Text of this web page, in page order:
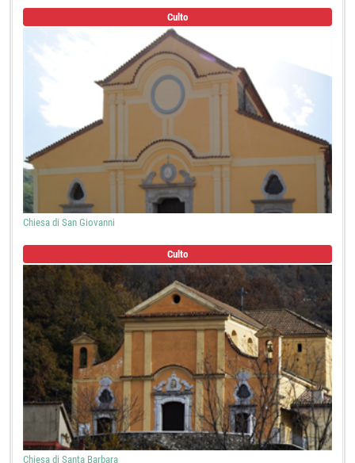
Culto
Chiesa di San Giovanni
Culto
Chiesa di Santa Barbara